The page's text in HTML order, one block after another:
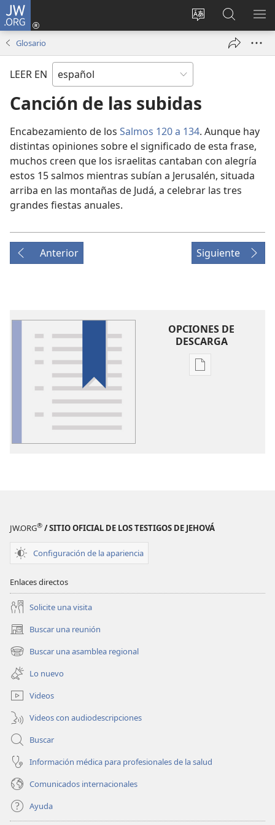
JW.ORG
Cambiar
del sitio
Iniciar
sesión
nueva
en
jw.org
Glosario
LEER EN
Canción de las subidas
Encabezamiento de los Salmos 120 a 134. Aunque hay
distintas opiniones sobre el significado de esta frase,
muchos creen que los israelitas cantaban con alegría
estos 15 salmos mientras subían a Jerusalén, situada
arriba en las montañas de Judá, a celebrar las tres
grandes fiestas anuales.
Anterior Siguiente
OPCIONES DE
DESCARGA
Opciones
JW.ORG® / SITIO OFICIAL DE LOS TESTIGOS DE JEHOVÁ
Configuración de la apariencia
Enlaces directos
Solicite una visita
Buscar una reunión
(abre
una
nueva
ventana)
Buscar una asamblea regional
(abre
una
nueva
ventana)
Lo nuevo
Videos
Videos con audiodescripciones
Buscar
Información médica para profesionales de la salud
Comunicados internacionales
Ayuda